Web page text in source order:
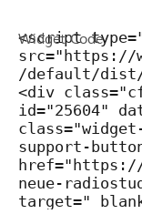
Widget Code